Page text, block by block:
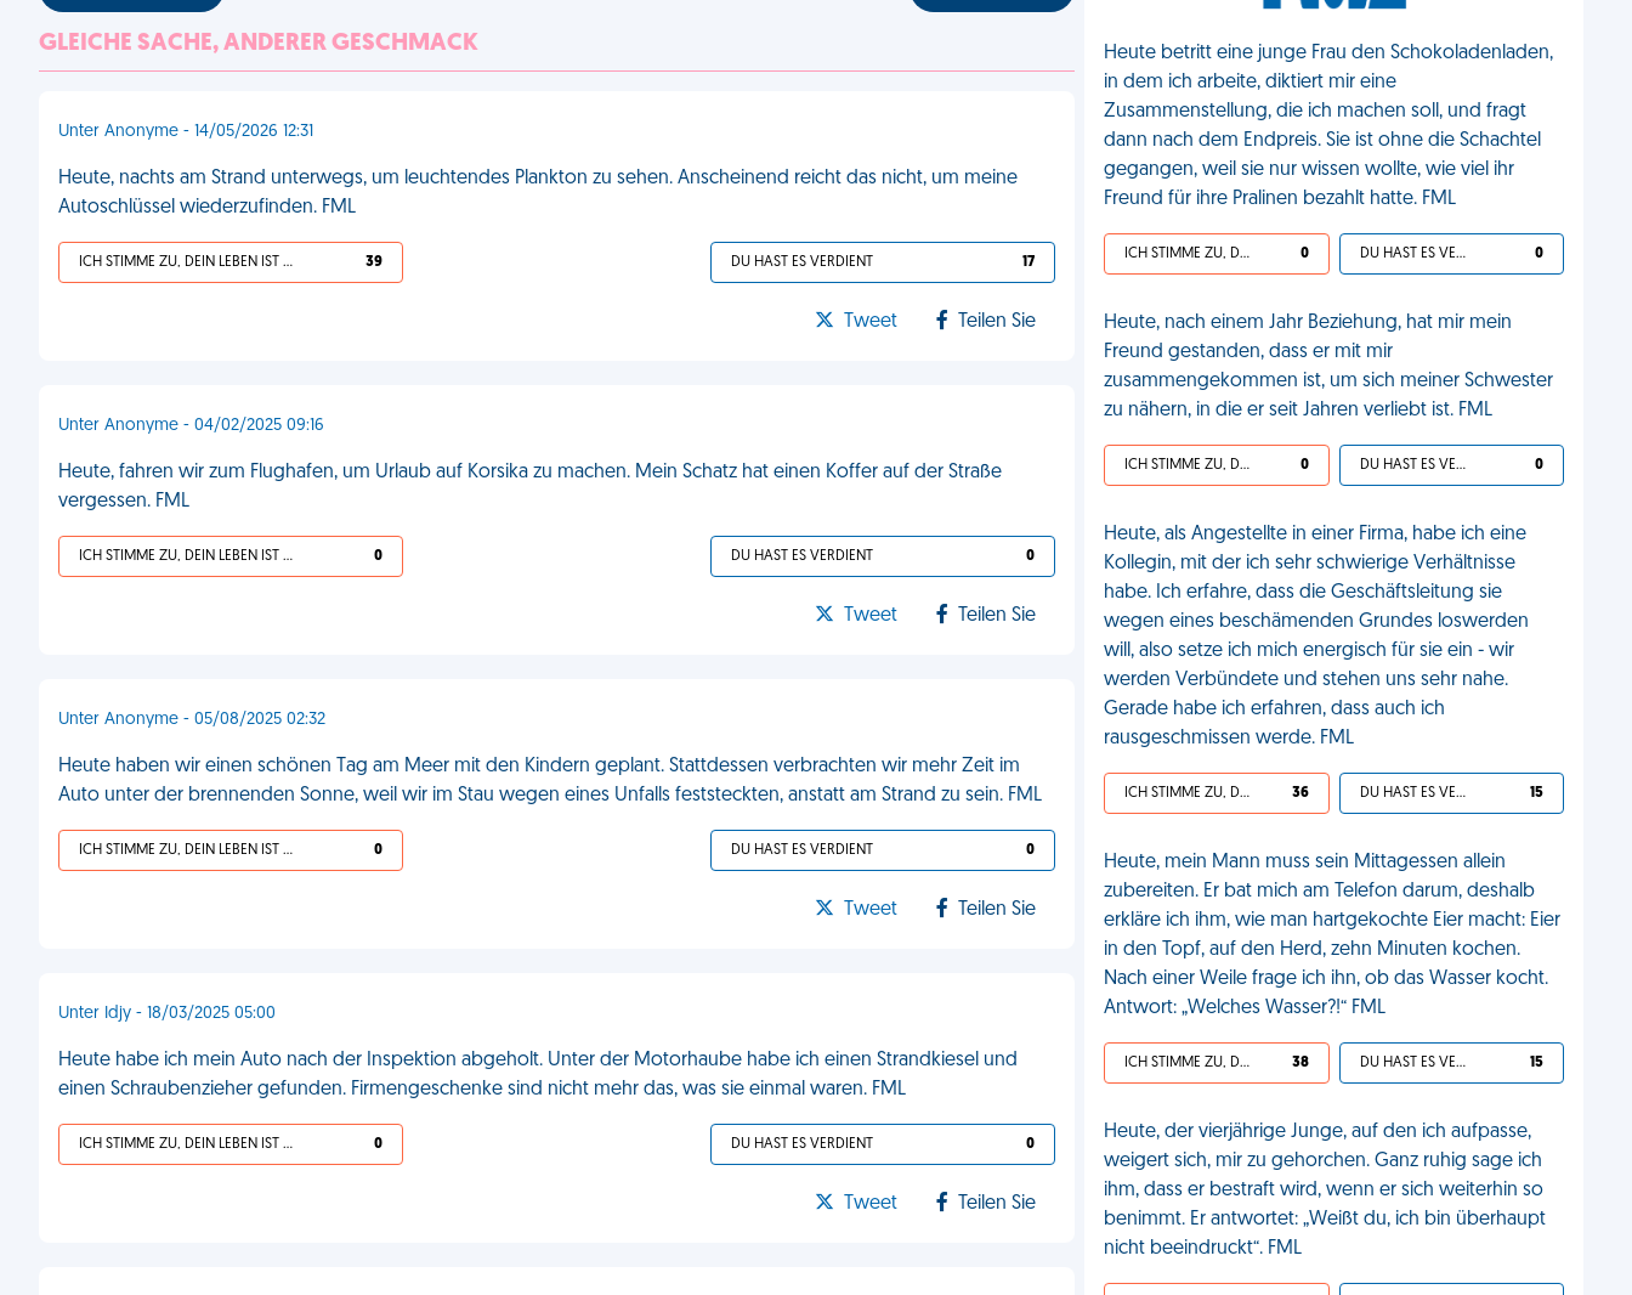
GLEICHE SACHE, ANDERER GESCHMACK
Unter Anonyme - 14/05/2026 12:31
Heute, nachts am Strand unterwegs, um leuchtendes Plankton zu sehen. Anscheinend reicht das nicht, um meine
Autoschlüssel wiederzufinden. FML
ICH STIMME ZU, DEIN LEBEN IST SCHEISSE 39 DU HAST ES VERDIENT 17
Tweet Teilen Sie
Unter Anonyme - 04/02/2025 09:16
Heute, fahren wir zum Flughafen, um Urlaub auf Korsika zu machen. Mein Schatz hat einen Koffer auf der Straße
vergessen. FML
ICH STIMME ZU, DEIN LEBEN IST SCHEISSE 0 DU HAST ES VERDIENT 0
Tweet Teilen Sie
Unter Anonyme - 05/08/2025 02:32
Heute haben wir einen schönen Tag am Meer mit den Kindern geplant. Stattdessen verbrachten wir mehr Zeit im
Auto unter der brennenden Sonne, weil wir im Stau wegen eines Unfalls feststeckten, anstatt am Strand zu sein. FML
ICH STIMME ZU, DEIN LEBEN IST SCHEISSE 0 DU HAST ES VERDIENT 0
Tweet Teilen Sie
Unter Idjy - 18/03/2025 05:00
Heute habe ich mein Auto nach der Inspektion abgeholt. Unter der Motorhaube habe ich einen Strandkiesel und
einen Schraubenzieher gefunden. Firmengeschenke sind nicht mehr das, was sie einmal waren. FML
ICH STIMME ZU, DEIN LEBEN IST SCHEISSE 0 DU HAST ES VERDIENT 0
Tweet Teilen Sie
Heute betritt eine junge Frau den Schokoladenladen,
in dem ich arbeite, diktiert mir eine
Zusammenstellung, die ich machen soll, und fragt
dann nach dem Endpreis. Sie ist ohne die Schachtel
gegangen, weil sie nur wissen wollte, wie viel ihr
Freund für ihre Pralinen bezahlt hatte. FML
ICH STIMME ZU, DEIN LEBEN IST SCHEISSE 0 DU HAST ES VERDIENT 0
Heute, nach einem Jahr Beziehung, hat mir mein
Freund gestanden, dass er mit mir
zusammengekommen ist, um sich meiner Schwester
zu nähern, in die er seit Jahren verliebt ist. FML
ICH STIMME ZU, DEIN LEBEN IST SCHEISSE 0 DU HAST ES VERDIENT 0
Heute, als Angestellte in einer Firma, habe ich eine
Kollegin, mit der ich sehr schwierige Verhältnisse
habe. Ich erfahre, dass die Geschäftsleitung sie
wegen eines beschämenden Grundes loswerden
will, also setze ich mich energisch für sie ein - wir
werden Verbündete und stehen uns sehr nahe.
Gerade habe ich erfahren, dass auch ich
rausgeschmissen werde. FML
ICH STIMME ZU, DEIN LEBEN IST SCHEISSE 36 DU HAST ES VERDIENT 15
Heute, mein Mann muss sein Mittagessen allein
zubereiten. Er bat mich am Telefon darum, deshalb
erkläre ich ihm, wie man hartgekochte Eier macht: Eier
in den Topf, auf den Herd, zehn Minuten kochen.
Nach einer Weile frage ich ihn, ob das Wasser kocht.
Antwort: „Welches Wasser?!“ FML
ICH STIMME ZU, DEIN LEBEN IST SCHEISSE 38 DU HAST ES VERDIENT 15
Heute, der vierjährige Junge, auf den ich aufpasse,
weigert sich, mir zu gehorchen. Ganz ruhig sage ich
ihm, dass er bestraft wird, wenn er sich weiterhin so
benimmt. Er antwortet: „Weißt du, ich bin überhaupt
nicht beeindruckt“. FML